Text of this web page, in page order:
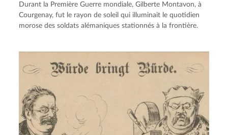
Durant la Première Guerre mondiale, Gilberte Montavon, à
Courgenay, fut le rayon de soleil qui illuminait le quotidien
morose des soldats alémaniques stationnés à la frontière.